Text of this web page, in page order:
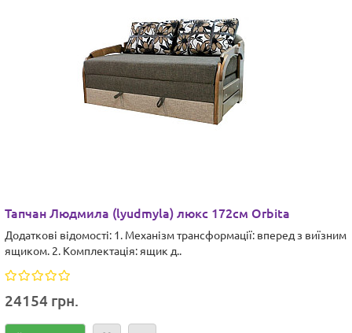
Тапчан Людмила (lyudmyla) люкс 172см Orbita
Додаткові відомості: 1. Механізм трансформації: вперед з виїзним
ящиком. 2. Комплектація: ящик д..
24154 грн.